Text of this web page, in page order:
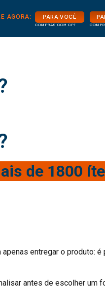
AGORA: PARA VOCÊ
COMPRAS COM CPF
de 1800
entregar o produto: é
antes de escolher um